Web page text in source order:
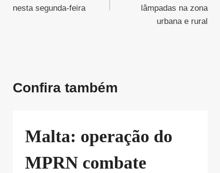
Post
nesta segunda-feira
lâmpadas na zona
urbana e rural
Confira também
Malta: operação do
MPRN combate